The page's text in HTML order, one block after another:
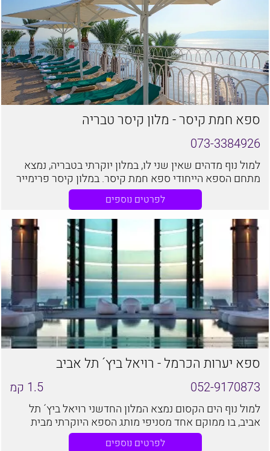
ספא חמת קיסר - מלון קיסר טבריה
073-3384926
למול נוף מדהים שאין שני לו, במלון יוקרתי בטבריה, נמצא
מתחם הספא הייחודי ספא חמת קיסר. במלון קיסר פרימייר
השוכן על שפת הכנרת בטבריה, נמצא מתחם הספא המזמין
אתכם לבילוי מהנה
לפרטים נוספים
ספא יערות הכרמל - רויאל ביץ´ תל אביב
052-9170873
1.5 קמ
למול נוף הים הקסום נמצא המלון החדשני רויאל ביץ´ תל
אביב, בו ממוקם אחד מסניפי מותג הספא היוקרתי מבית
ישרוטל, ספא יערות הכרמל.לפרטים נוספים